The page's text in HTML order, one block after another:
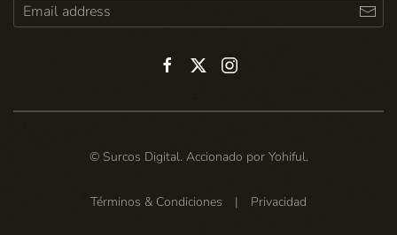
© Surcos Digital. Accionado por Yohiful.
Términos & Condiciones | Privacidad